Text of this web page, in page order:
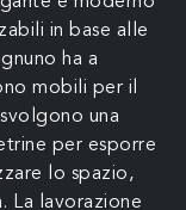
in base alle
ha a
mobili per il
una
per esporre
lo spazio,
La lavorazione